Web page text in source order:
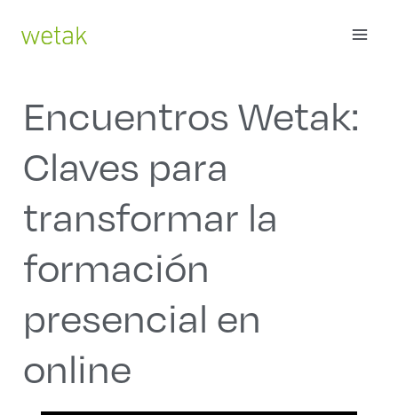
contenido
Encuentros Wetak:
Claves para
transformar la
formación
presencial en
online